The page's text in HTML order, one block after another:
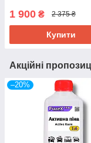
1 900 ₴ 2 375 ₴
Купити
Акційні
–20%